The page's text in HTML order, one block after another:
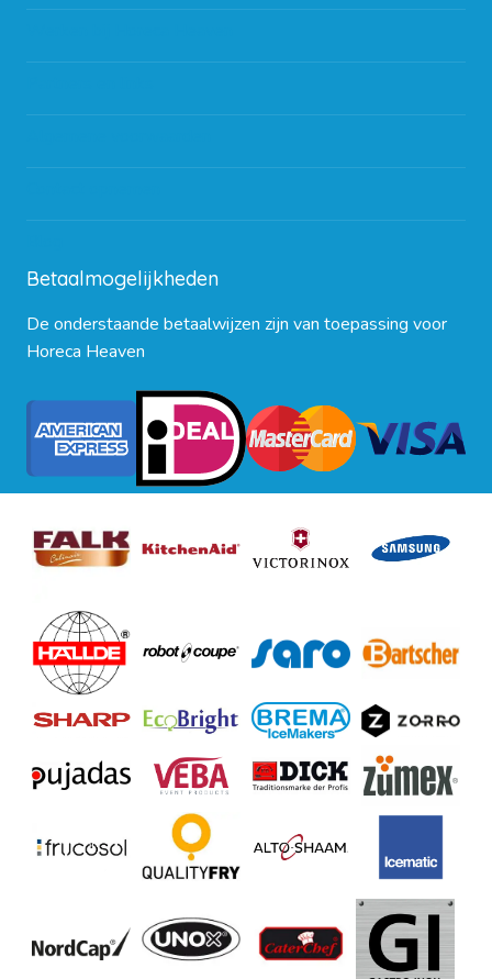
Betaalmogelijkheden
De onderstaande betaalwijzen zijn van toepassing voor
Horeca Heaven